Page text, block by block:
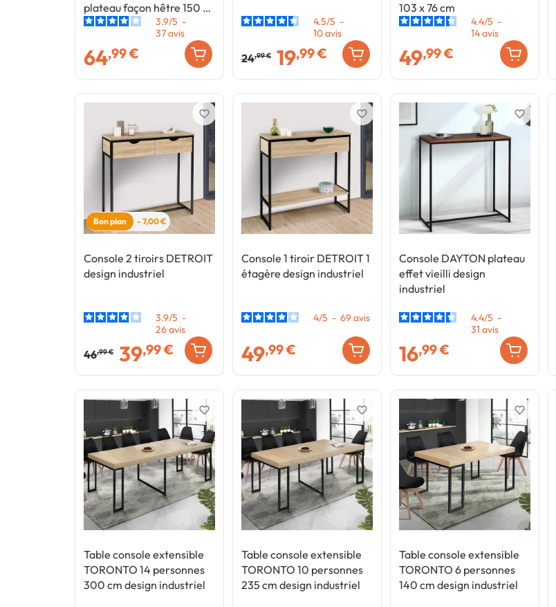
plateau façon hêtre 150 x
80 cm
3.9/5 -
37avis
64,99 €
4.5/5 -
10avis
24,99 € 19,99 €
103 x 76 cm
4.4/5 -
14avis
49,99 €
Bon plan - 7,00 €
Console 2 tiroirs DETROIT
design industriel
3.9/5 -
26avis
46,99 € 39,99 €
favorite_border
Console 1 tiroir DETROIT 1
étagère design industriel
4/5 - 69avis
49,99 €
favorite_border
Console DAYTON plateau
effet vieilli design
industriel
4.4/5 -
31 avis
16,99 €
favorite_border
Table console extensible
TORONTO 14 personnes
300 cm design industriel
favorite_border
Table console extensible
TORONTO 10 personnes
235 cm design industriel
favorite_border
Table console extensible
TORONTO 6 personnes
140 cm design industriel
favorite_border